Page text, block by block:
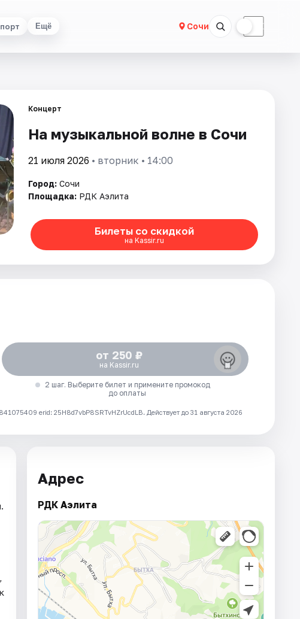
Ещё Сочи ☾
Концерт
На музыкальной волне в Сочи
21 июля 2026 • вторник • 14:00
Город: Сочи
Площадка: РДК Аэлита
Билеты со скидкой
на Kassir.ru
от 250 ₽
на Kassir.ru
2 шаг. Выберите билет и примените промокод
до оплаты
erid: 25H8d7vbP8SRTvHZrUcdLB. Действует до 31 августа 2026
Адрес
РДК Аэлита